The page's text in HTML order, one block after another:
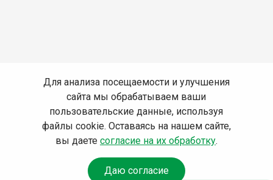
Для анализа посещаемости и улучшения
сайта мы обрабатываем ваши
пользовательские данные, используя
файлы cookie. Оставаясь на нашем сайте,
вы даете согласие на их обработку.
Даю согласие